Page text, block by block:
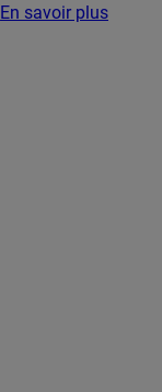
En savoir plus